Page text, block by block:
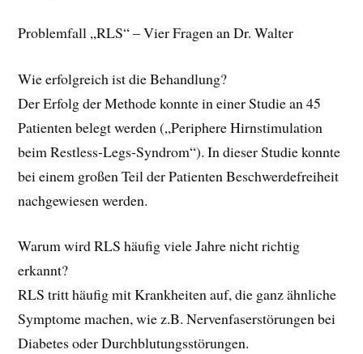
Problemfall „RLS“ – Vier Fragen an Dr. Walter
Wie erfolgreich ist die Behandlung?
Der Erfolg der Methode konnte in einer Studie an 45
Patienten belegt werden („Periphere Hirnstimulation
beim Restless-Legs-Syndrom“). In dieser Studie konnte
bei einem großen Teil der Patienten Beschwerdefreiheit
nachgewiesen werden.
Warum wird RLS häufig viele Jahre nicht richtig
erkannt?
RLS tritt häufig mit Krankheiten auf, die ganz ähnliche
Symptome machen, wie z.B. Nervenfaserstörungen bei
Diabetes oder Durchblutungsstörungen.